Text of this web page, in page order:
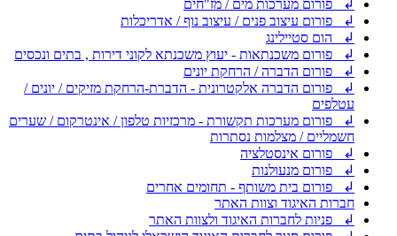
↲ פורום מערכות מים / מז"חים
↲ פורום עיצוב פנים / עיצוב נוף / אדריכלות
↲ הום סטיילינג
↲ פורום משכנתאות - יעוץ משכנתא לקוני דירות , בתים ונכסים
↲ פורום הדברה / הרחקת יונים
↲ פורום הדברה אלקטרונית - הדברת-הרחקת מזיקים / יונים /
עטלפים
↲ פורום מערכות תקשורת - מרכזיות טלפון / אינטרקום / שערים
חשמליים / מצלמות נסתרות
↲ פורום אינסטלציה
↲ פורום מנעולנות
↲ פורום בית משותף - תחומים אחרים
חברות האיגוד וצוות האתר
↲ פניות לחברות האיגוד ולצוות האתר